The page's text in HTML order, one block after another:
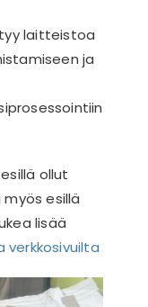
laitteistoa
ja
ollut
myös esillä
lisää
verkkosivuilta